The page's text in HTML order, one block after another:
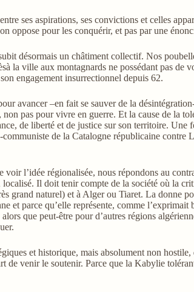
ses aspirations, ses convictions et celles
oppose pour les conquérir, et pas par une
désormais un châtiment collectif. Nos
la ville aux montagnards ne possédant pas
engagement insurrectionnel depuis 62.
avancer –en fait se sauver de la
pas pour vivre en guerre. Et la cause de la
de liberté et de justice sur son territoire.
de la Catalogne républicaine
l’idée régionalisée, nous répondons au
Il doit tenir compte de la société où la
grand naturel) et à Alger ou Tiaret. La donne
et parce qu’elle représente, comme
que peut-être pour d’autres régions
et historique, mais absolument non
de venir le soutenir. Parce que la Kabylie